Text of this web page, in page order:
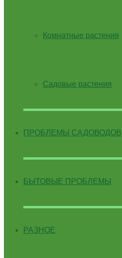
Комнатные растения
Садовые растения
ПРОБЛЕМЫ САДОВОДОВ
БЫТОВЫЕ ПРОБЛЕМЫ
РАЗНОЕ